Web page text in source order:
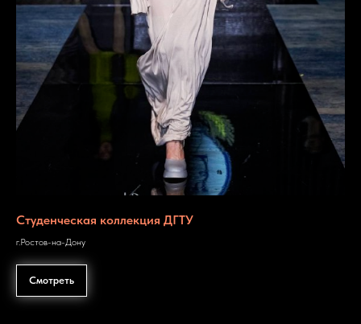
Студенческая коллекция ДГТУ
г.Ростов-на-Дону
Смотреть